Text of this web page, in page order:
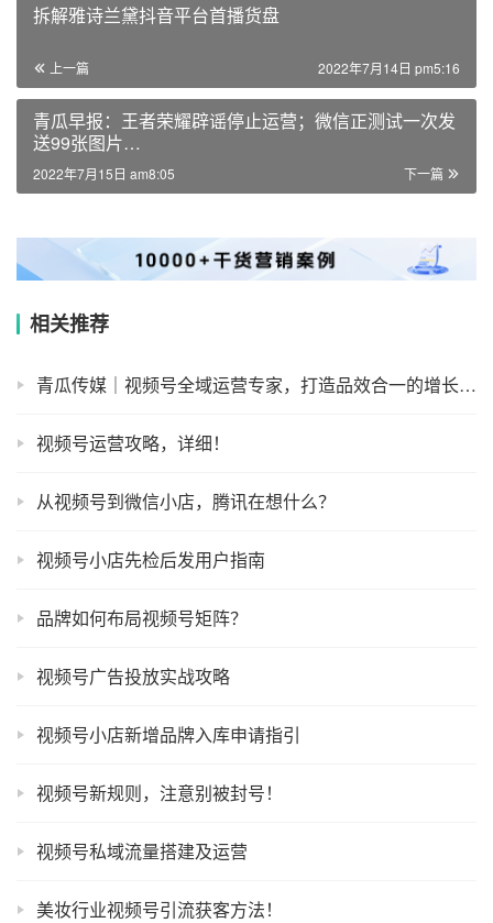
拆解雅诗兰黛抖音平台首播货盘
上一篇 2022年7月14日 pm5:16
青瓜早报：王者荣耀辟谣停止运营；微信正测试一次发
送99张图片…
下一篇
2022年7月15日 am8:05
相关推荐
青瓜传媒｜视频号全域运营专家，打造品效合一的增长引擎
视频号运营攻略，详细！
从视频号到微信小店，腾讯在想什么？
视频号小店先检后发用户指南
品牌如何布局视频号矩阵？
视频号广告投放实战攻略
视频号小店新增品牌入库申请指引
视频号新规则，注意别被封号！
视频号私域流量搭建及运营
美妆行业视频号引流获客方法！